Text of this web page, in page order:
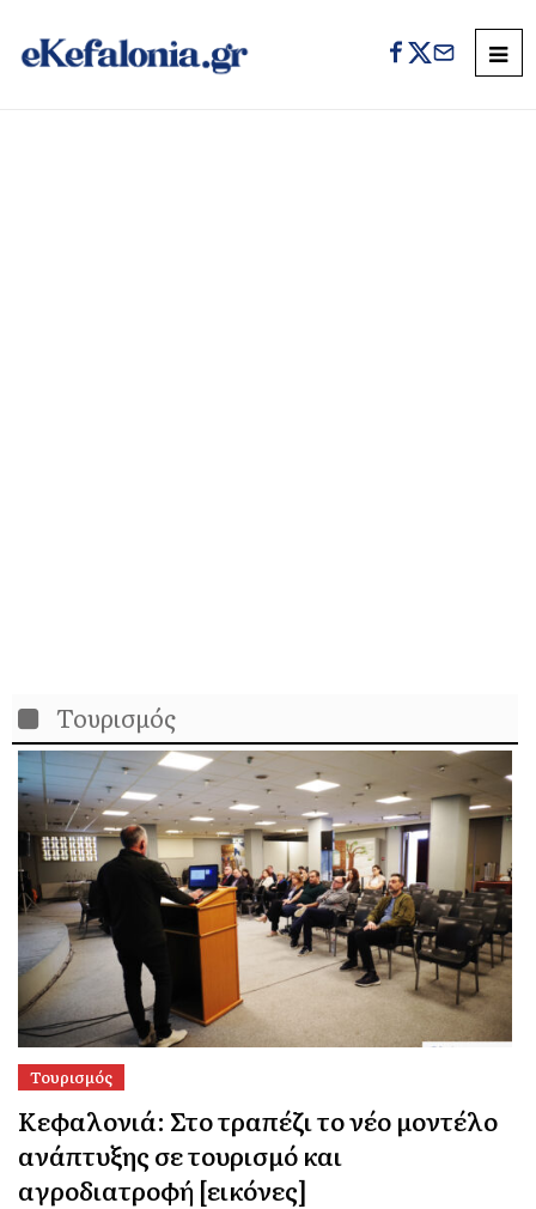
Τουρισμός
Τουρισμός
Κεφαλονιά: Στο τραπέζι το νέο μοντέλο
ανάπτυξης σε τουρισμό και
αγροδιατροφή [εικόνες]